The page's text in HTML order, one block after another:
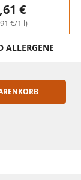
€
€/1 l)
ALLERGENE